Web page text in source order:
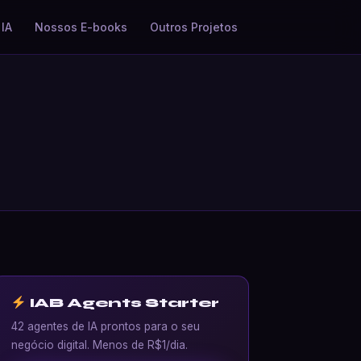
Nossos E-books Outros Projetos
IAB Agents Starter
42 agentes de IA prontos para o seu
negócio digital. Menos de R$1/dia.